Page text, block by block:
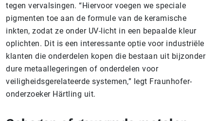
tegen vervalsingen. “Hiervoor voegen we speciale
pigmenten toe aan de formule van de keramische
inkten, zodat ze onder UV-licht in een bepaalde kleur
oplichten. Dit is een interessante optie voor industriële
klanten die onderdelen kopen die bestaan uit bijzonder
dure metaallegeringen of onderdelen voor
veiligheidsgerelateerde systemen,” legt Fraunhofer-
onderzoeker Härtling uit.